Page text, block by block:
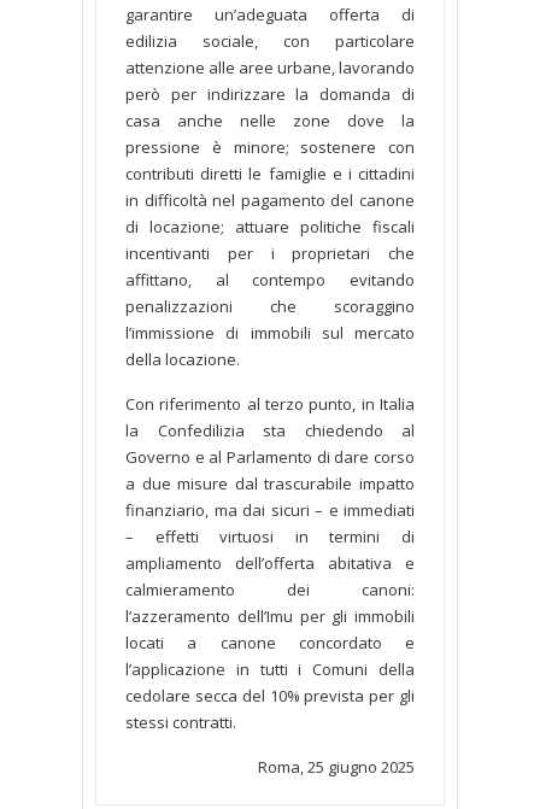
garantire un’adeguata offerta di
edilizia sociale, con particolare
attenzione alle aree urbane, lavorando
però per indirizzare la domanda di
casa anche nelle zone dove la
pressione è minore; sostenere con
contributi diretti le famiglie e i cittadini
in difficoltà nel pagamento del canone
di locazione; attuare politiche fiscali
incentivanti per i proprietari che
affittano, al contempo evitando
penalizzazioni che scoraggino
l’immissione di immobili sul mercato
della locazione.
Con riferimento al terzo punto, in Italia
la Confedilizia sta chiedendo al
Governo e al Parlamento di dare corso
a due misure dal trascurabile impatto
finanziario, ma dai sicuri – e immediati
– effetti virtuosi in termini di
ampliamento dell’offerta abitativa e
calmieramento dei canoni:
l’azzeramento dell’Imu per gli immobili
locati a canone concordato e
l’applicazione in tutti i Comuni della
cedolare secca del 10% prevista per gli
stessi contratti.
Roma, 25 giugno 2025